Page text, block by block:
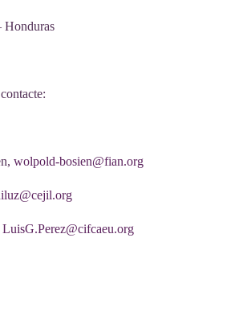
Honduras
wolpold-bosien@fian.org
LuisG.Perez@cifcaeu.org